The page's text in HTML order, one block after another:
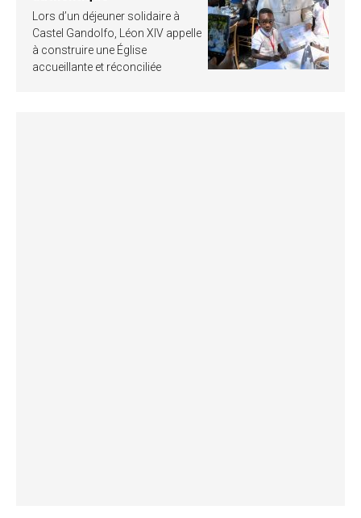
Lors d’un déjeuner solidaire à
Castel Gandolfo, Léon XIV appelle
à construire une Église
accueillante et réconciliée